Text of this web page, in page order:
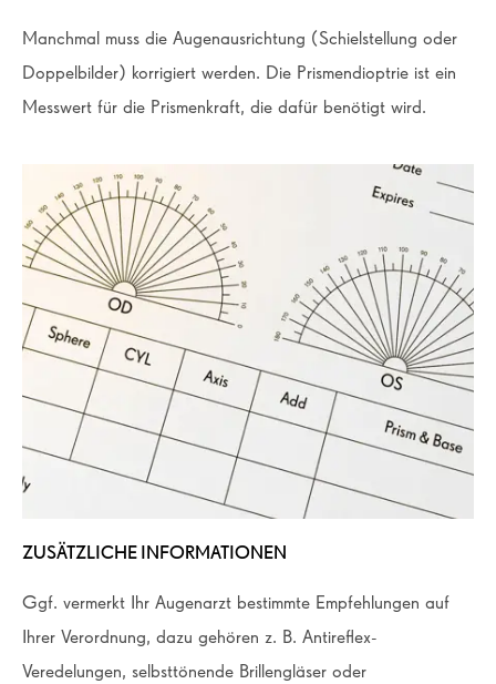
Manchmal muss die Augenausrichtung (Schielstellung oder
Doppelbilder) korrigiert werden. Die Prismendioptrie ist ein
Messwert für die Prismenkraft, die dafür benötigt wird.
ZUSÄTZLICHE INFORMATIONEN
Ggf. vermerkt Ihr Augenarzt bestimmte Empfehlungen auf
Ihrer Verordnung, dazu gehören z. B. Antireflex-
Veredelungen, selbsttönende Brillengläser oder